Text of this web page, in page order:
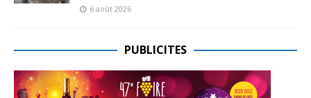
6 août 2026
PUBLICITES